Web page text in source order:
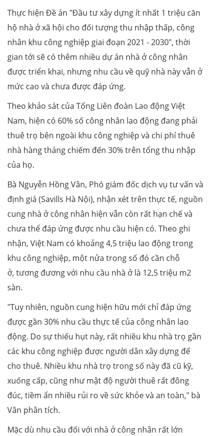
Thực hiện Đề án "Đầu tư xây dựng ít nhất 1 triệu căn
hộ nhà ở xã hội cho đối tượng thu nhập thấp, công
nhân khu công nghiệp giai đoạn 2021 - 2030", thời
gian tới sẽ có thêm nhiều dự án nhà ở công nhân
được triển khai, nhưng nhu cầu về quỹ nhà này vẫn ở
mức cao và chưa được đáp ứng.
Theo khảo sát của Tổng Liên đoàn Lao động Việt
Nam, hiện có 60% số công nhân lao động đang phải
thuê trọ bên ngoài khu công nghiệp và chi phí thuê
nhà hàng tháng chiếm đến 30% trên tổng thu nhập
của họ.
Bà Nguyễn Hồng Vân, Phó giám đốc dịch vụ tư vấn và
định giá (Savills Hà Nội), nhận xét trên thực tế, nguồn
cung nhà ở công nhân hiện vẫn còn rất hạn chế và
chưa thể đáp ứng được nhu cầu hiện có. Theo ghi
nhận, Việt Nam có khoảng 4,5 triệu lao động trong
khu công nghiệp, một nửa trong số đó cần chỗ
ở, tương đương với nhu cầu nhà ở là 12,5 triệu m2
sàn.
"Tuy nhiên, nguồn cung hiện hữu mới chỉ đáp ứng
được gần 30% nhu cầu thực tế của công nhân lao
động. Do sự thiếu hụt này, rất nhiều khu nhà trọ gần
các khu công nghiệp được người dân xây dựng để
cho thuê. Nhiều khu nhà trọ trong số này đã cũ kỹ,
xuống cấp, cũng như mật độ người thuê rất đông
đúc, tiềm ẩn nhiều rủi ro về sức khỏe và an toàn," bà
Vân phân tích.
Mặc dù nhu cầu đối với nhà ở công nhân rất lớn